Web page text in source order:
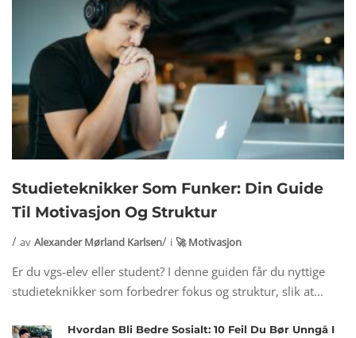
Studieteknikker Som Funker: Din Guide
Til Motivasjon Og Struktur
av Alexander Mørland Karlsen i 🚀 Motivasjon
Er du vgs-elev eller student? I denne guiden får du nyttige
studieteknikker som forbedrer fokus og struktur, slik at...
Hvordan Bli Bedre Sosialt: 10 Feil Du Bør Unngå I